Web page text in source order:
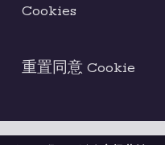
Cookies
重置同意 Cookie